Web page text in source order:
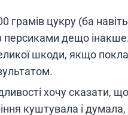
грамів цукру (ба
персиками дещо
шкоди, якщо
хочу сказати,
куштувала і